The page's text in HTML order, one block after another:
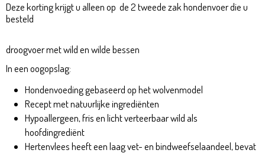
Deze korting krijgt u alleen op de 2 tweede zak hondenvoer die u
besteld
droogvoer met wild en wilde bessen
In een oogopslag:
Hondenvoeding gebaseerd op het wolvenmodel
Recept met natuurlijke ingrediënten
Hypoallergeen, fris en licht verteerbaar wild als
hoofdingrediënt
Hertenvlees heeft een laag vet- en bindweefselaandeel, bevat